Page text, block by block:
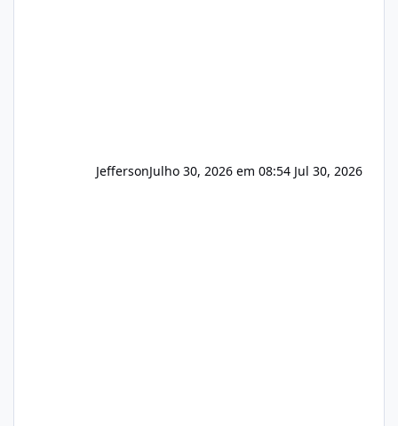
JeffersonJulho 30, 2026 em 08:54 Jul 30, 2026